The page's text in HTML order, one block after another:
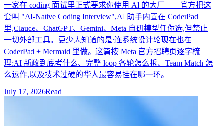
一家在 coding 面试里正式要求你使用 AI 的大厂——官方把这
套叫 "AI-Native Coding Interview",AI 助手内置在 CoderPad
里,Claude、ChatGPT、Gemini、Meta 自研模型任你选,但禁止
一切外部工具。更少人知道的是:连系统设计轮现在也在
CoderPad + Mermaid 里做。这篇按 Meta 官方招聘页逐字梳
理:AI 新政到底考什么、完整 loop 各轮怎么拆、Team Match 怎
么运作,以及技术过硬的华人最容易挂在哪一环。
July 17, 2026Read